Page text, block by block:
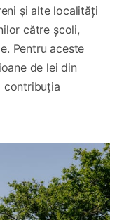
și alte localități
către școli,
Pentru aceste
de lei din
contribuția